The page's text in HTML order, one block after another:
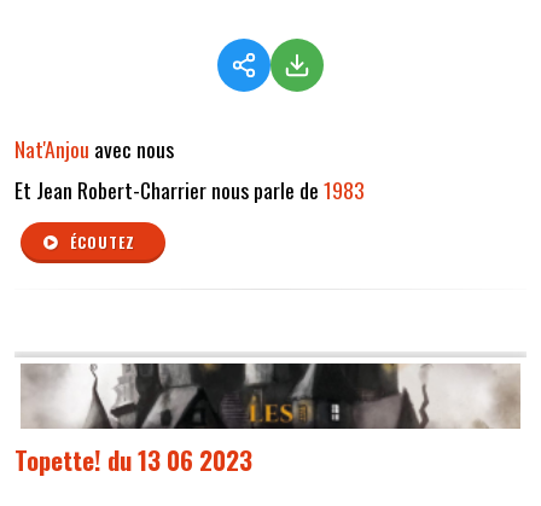
Nat'Anjou avec nous
Et Jean Robert-Charrier nous parle de1983
ÉCOUTEZ
Topette! du 13 06 2023